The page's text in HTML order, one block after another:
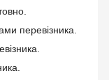
перевізника.